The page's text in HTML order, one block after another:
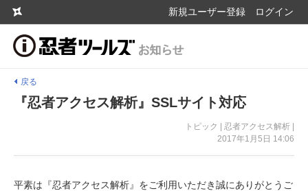
新規ユーザー登録 ログイン
戻る
『忍者アクセス解析』SSLサイト対応
トピック | 忍者アクセス解析 |
2017年1月5日 14:06
平素は『忍者アクセス解析』をご利用いただき誠にありがとうご